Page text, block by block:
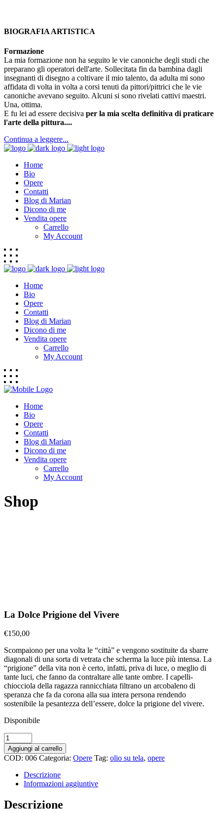
BIOGRAFIA ARTISTICA
Formazione
La mia formazione non ha seguito le vie canoniche degli studi che
preparano gli operatori dell'arte. Sollecitata fin da bambina dagli
insegnanti di disegno a coltivare il mio talento, da adulta mi sono
affidata di volta in volta a corsi tenuti da pittori/pittrici che le vie
canoniche avevano seguito. Alcuni si sono rivelati cattivi maestri.
Una, ottima.
E fu lei ad essere decisiva per la mia scelta definitiva di praticare
l'arte della pittura....
Continua a leggere...
Home
Bio
Opere
Contatti
Blog di Marian
Dicono di me
Vendita opere
Carrello
My Account
Home
Bio
Opere
Contatti
Blog di Marian
Dicono di me
Vendita opere
Carrello
My Account
Home
Bio
Opere
Contatti
Blog di Marian
Dicono di me
Vendita opere
Carrello
My Account
Shop
La Dolce Prigione del Vivere
€150,00
Scompaiono per una volta le “città” e vengono sostituite da sbarre
diagonali di una sorta di vetrata che scherma la luce più intensa. La
“prigione” della vita non è certo, infatti, priva di luce, o meglio di
tante luci, che fanno da contraltare alle tante ombre. I capelli-
chiocciola della ragazza rannicchiata filtrano un arcobaleno di
speranza che fa da corona alla sua intera persona rendendo
sostenibile la pesantezza dell’essere, dolce la prigione del vivere.
Disponibile
La
Dolce
Prigione
del
Vivere
quantity
Aggiungi al carrello
COD: 006 Categoria: Opere Tag: olio su tela, opere
Descrizione
Informazioni aggiuntive
Descrizione